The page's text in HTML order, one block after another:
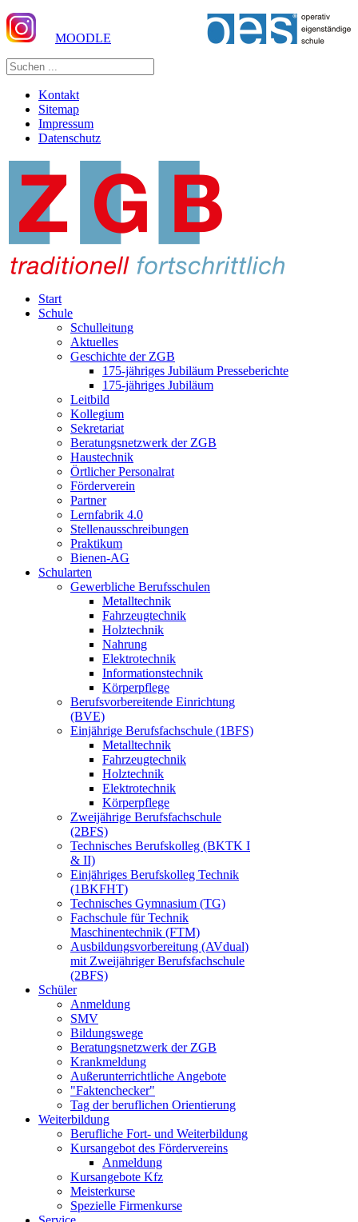
MOODLE
Kontakt
Sitemap
Impressum
Datenschutz
Start
Schule
Schulleitung
Aktuelles
Geschichte der ZGB
175-jähriges Jubiläum Presseberichte
175-jähriges Jubiläum
Leitbild
Kollegium
Sekretariat
Beratungsnetzwerk der ZGB
Haustechnik
Örtlicher Personalrat
Förderverein
Partner
Lernfabrik 4.0
Stellenausschreibungen
Praktikum
Bienen-AG
Schularten
Gewerbliche Berufsschulen
Metalltechnik
Fahrzeugtechnik
Holztechnik
Nahrung
Elektrotechnik
Informationstechnik
Körperpflege
Berufsvorbereitende Einrichtung
(BVE)
Einjährige Berufsfachschule (1BFS)
Metalltechnik
Fahrzeugtechnik
Holztechnik
Elektrotechnik
Körperpflege
Zweijährige Berufsfachschule
(2BFS)
Technisches Berufskolleg (BKTK I
& II)
Einjähriges Berufskolleg Technik
(1BKFHT)
Technisches Gymnasium (TG)
Fachschule für Technik
Maschinentechnik (FTM)
Ausbildungsvorbereitung (AVdual)
mit Zweijähriger Berufsfachschule
(2BFS)
Schüler
Anmeldung
SMV
Bildungswege
Beratungsnetzwerk der ZGB
Krankmeldung
Außerunterrichtliche Angebote
"Faktenchecker"
Tag der beruflichen Orientierung
Weiterbildung
Berufliche Fort- und Weiterbildung
Kursangebot des Fördervereins
Anmeldung
Kursangebote Kfz
Meisterkurse
Spezielle Firmenkurse